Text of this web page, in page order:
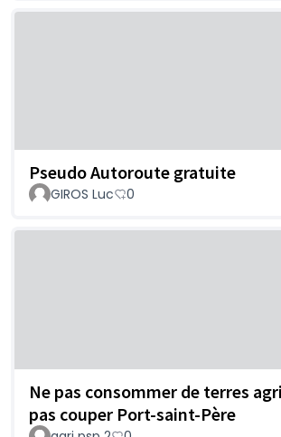
Pseudo Autoroute gratuite
GIROS Luc 0
Ne pas consommer de terres
pas couper Port-saint-Père